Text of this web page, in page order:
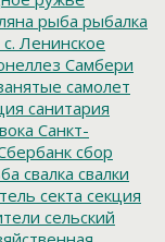
рыба рыбалка
с. Ленинское
Самбери
самолет
санитария
Санкт-
сбор
свалка свалки
секта секция
сельский